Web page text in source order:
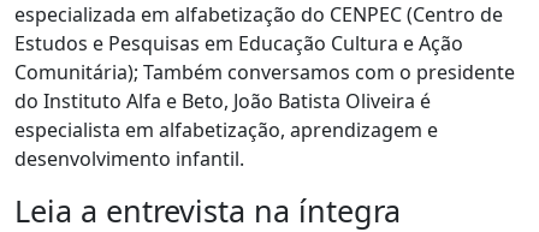
especializada em alfabetização do CENPEC (Centro de
Estudos e Pesquisas em Educação Cultura e Ação
Comunitária); Também conversamos com o presidente
do Instituto Alfa e Beto, João Batista Oliveira é
especialista em alfabetização, aprendizagem e
desenvolvimento infantil.
Leia a entrevista na íntegra